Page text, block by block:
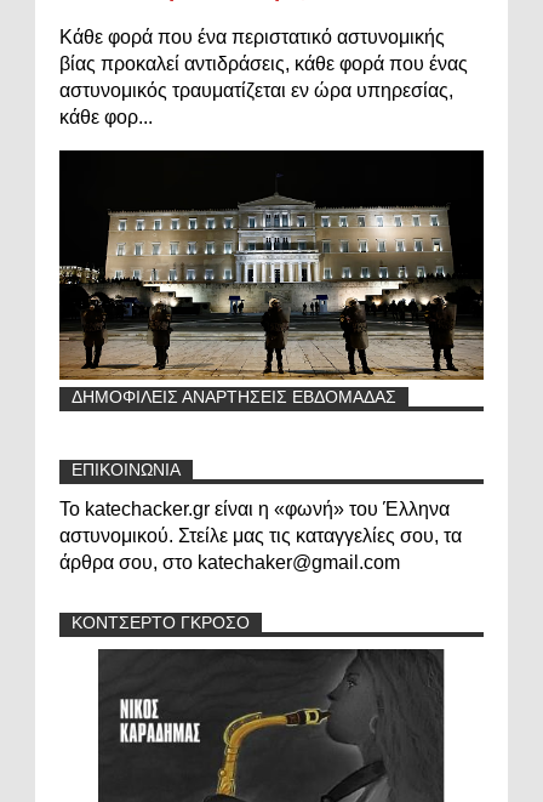
Κάθε φορά που ένα περιστατικό αστυνομικής
βίας προκαλεί αντιδράσεις, κάθε φορά που ένας
αστυνομικός τραυματίζεται εν ώρα υπηρεσίας,
κάθε φορ...
ΔΗΜΟΦΙΛΕΙΣ ΑΝΑΡΤΗΣΕΙΣ ΕΒΔΟΜΑΔΑΣ
ΕΠΙΚΟΙΝΩΝΙΑ
Το katechacker.gr είναι η «φωνή» του Έλληνα
αστυνομικού. Στείλε μας τις καταγγελίες σου, τα
άρθρα σου, στο katechaker@gmail.com
ΚΟΝΤΣΕΡΤΟ ΓΚΡΟΣΟ